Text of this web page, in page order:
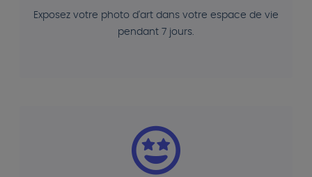
Exposez votre photo d'art dans votre espace de vie
pendant 7 jours.